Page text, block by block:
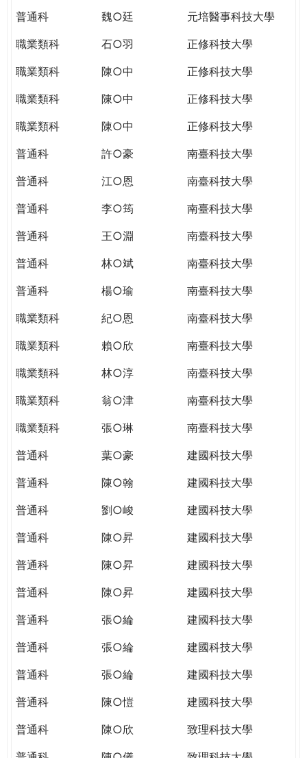
普通科
魏○廷
元培醫事科技大學
職業類科
石○羽
正修科技大學
職業類科
陳○中
正修科技大學
職業類科
陳○中
正修科技大學
職業類科
陳○中
正修科技大學
普通科
許○豪
南臺科技大學
普通科
江○恩
南臺科技大學
普通科
李○筠
南臺科技大學
普通科
王○淵
南臺科技大學
普通科
林○斌
南臺科技大學
普通科
楊○瑜
南臺科技大學
職業類科
紀○恩
南臺科技大學
職業類科
賴○欣
南臺科技大學
職業類科
林○淳
南臺科技大學
職業類科
翁○津
南臺科技大學
職業類科
張○琳
南臺科技大學
普通科
葉○豪
建國科技大學
普通科
陳○翰
建國科技大學
普通科
劉○峻
建國科技大學
普通科
陳○昇
建國科技大學
普通科
陳○昇
建國科技大學
普通科
陳○昇
建國科技大學
普通科
張○綸
建國科技大學
普通科
張○綸
建國科技大學
普通科
張○綸
建國科技大學
普通科
陳○愷
建國科技大學
普通科
陳○欣
致理科技大學